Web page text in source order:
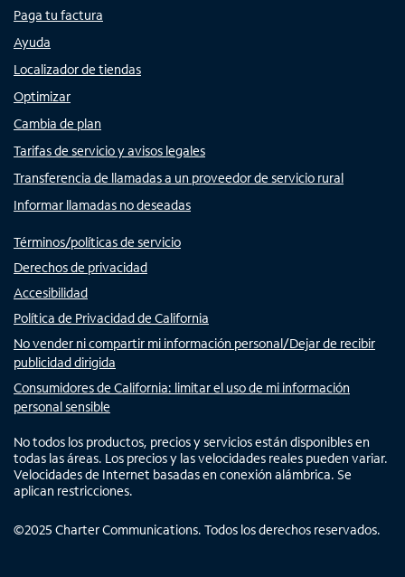
Paga tu factura
Ayuda
Localizador de tiendas
Optimizar
Cambia de plan
Tarifas de servicio y avisos legales
Transferencia de llamadas a un proveedor de servicio rural
Informar llamadas no deseadas
Términos/políticas de servicio
Derechos de privacidad
Accesibilidad
Política de Privacidad de California
No vender ni compartir mi información personal/Dejar de recibir
publicidad dirigida
Consumidores de California: limitar el uso de mi información
personal sensible
No todos los productos, precios y servicios están disponibles en
todas las áreas. Los precios y las velocidades reales pueden variar.
Velocidades de Internet basadas en conexión alámbrica. Se
aplican restricciones.
©2025 Charter Communications. Todos los derechos reservados.